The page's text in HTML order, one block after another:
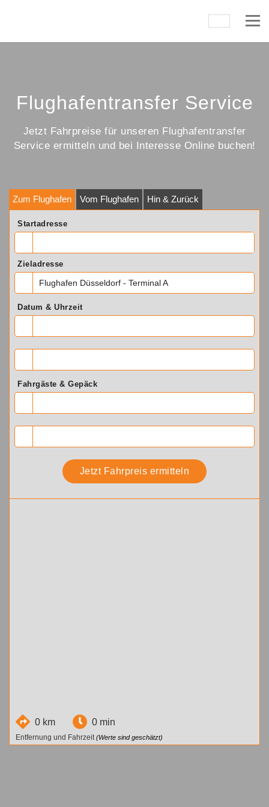
Flughafentransfer Service
Jetzt Fahrpreise für unseren Flughafentransfer
Service ermitteln und bei Interesse Online buchen!
Zum Flughafen Vom Flughafen Hin & Zurück
Startadresse
Zieladresse
Flughafen Düsseldorf - Terminal A
Datum & Uhrzeit
Fahrgäste & Gepäck
Jetzt Fahrpreis ermitteln
0 km 0 min
Entfernung und Fahrzeit(Werte sind geschätzt)